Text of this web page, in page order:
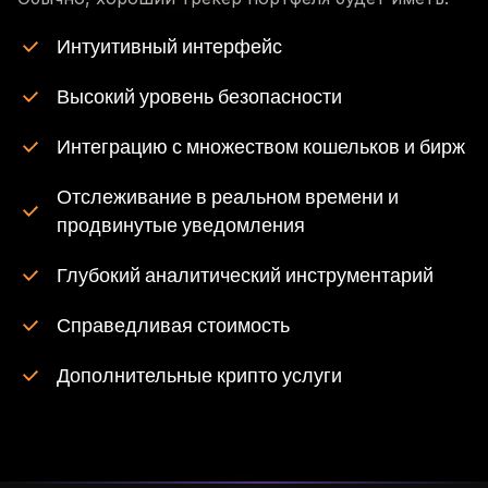
Интуитивный интерфейс
Высокий уровень безопасности
Интеграцию с множеством кошельков и бирж
Отслеживание в реальном времени и
продвинутые уведомления
Глубокий аналитический инструментарий
Справедливая стоимость
Дополнительные крипто услуги